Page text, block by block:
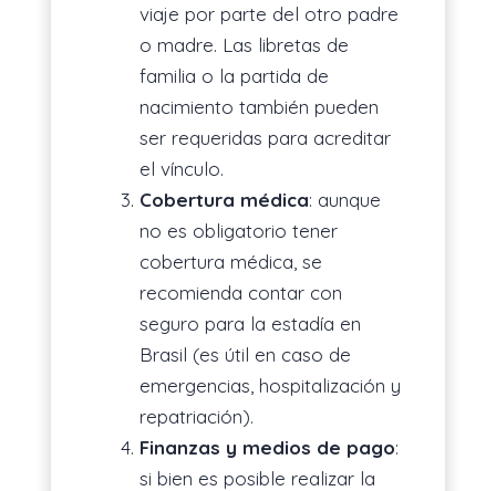
viaje por parte del otro padre
o madre. Las libretas de
familia o la partida de
nacimiento también pueden
ser requeridas para acreditar
el vínculo.
Cobertura médica: aunque
no es obligatorio tener
cobertura médica, se
recomienda contar con
seguro para la estadía en
Brasil (es útil en caso de
emergencias, hospitalización y
repatriación).
Finanzas y medios de pago:
si bien es posible realizar la